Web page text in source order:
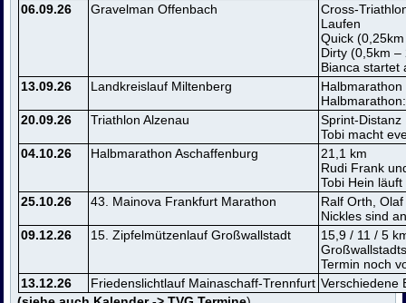
06.09.26
Gravelman Offenbach
Cross-
Laufen
Quick
Dirty (0,5km
Bianca startet
13.09.26
Landkreislauf Miltenberg
20.09.26
Triathlon Alzenau
Sprint-Distanz
Tobi macht
04.10.26
Halbmarathon Aschaffenburg
21,1 km
Rudi Frank
Tobi Hein
25.10.26
43. Mainova Frankfurt Marathon
Ralf Orth,
Nickles sind
09.12.26
15. Zipfelmützenlauf Großwallstadt
15,9 / 11 / 5
Termin noch
13.12.26
Friedenslichtlauf Mainaschaff-Trennfurt Verschiedene